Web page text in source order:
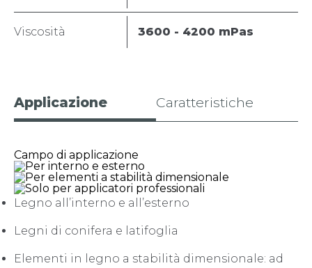
Viscosità 3600 - 4200 mPas
Applicazione Caratteristiche
Campo di applicazione
Legno all’interno e all’esterno
Legni di conifera e latifoglia
Elementi in legno a stabilità dimensionale: ad